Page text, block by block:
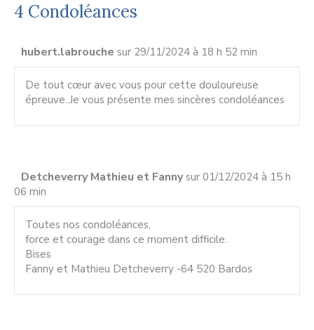
4 Condoléances
hubert.labrouche sur 29/11/2024 à 18 h 52 min
De tout cœur avec vous pour cette douloureuse
épreuve..Je vous présente mes sincères condoléances
Detcheverry Mathieu et Fanny sur 01/12/2024 à 15 h
06 min
Toutes nos condoléances,
force et courage dans ce moment difficile.
Bises
Fanny et Mathieu Detcheverry -64 520 Bardos